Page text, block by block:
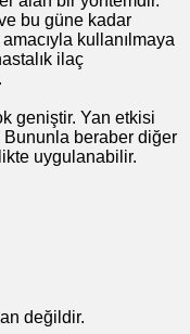
bu güne kadar
kullanılmaya
ilaç
geniştir. Yan etkisi
Bununla beraber diğer
uygulanabilir.
değildir.